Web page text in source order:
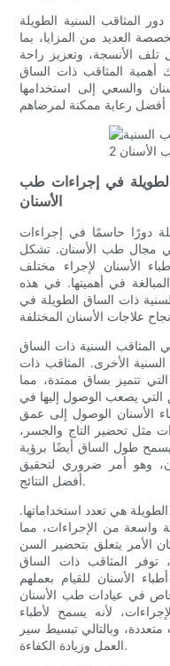
المثاقب السنية الطويلة
العديد من المزايا، بما
الأنسجة، وتعزيز راحة
أهمية المثاقب ذات الساق
والسعي إلى استخدامها
في إجراءات طب
الأسنان
دورًا حاسمًا في إجراءات
في مجال طب الأسنان. تشكل
الأسنان لإجراء مختلف
في أهميتها. في هذه
ذات الساق الطويلة في
السنية ذات الساق
الأخرى. المثاقب ذات
تتميز بساق ممتدة، مما
يصعب الوصول إليها في
الأسنان الوصول إلى عمق
مثل تحضير التاج والجسر،
طول الساق أيضًا برؤية
وهو أمر ضروري لتحقيق
أفضل النتائج.
هي تعدد استخداماتها.
واسعة من الإجراءات، مما
الأمر يتعلق بتحضير السن
توفر المثاقب ذات الساق
الأسنان للقيام بعملهم
في عيادات طب الأسنان
لأنه يسمح لأطباء
وبالتالي تبسيط سير
العمل وزيادة الكفاءة.